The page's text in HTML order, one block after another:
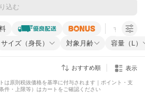
すべての条
サイズ（身長） 対象月齢 容量（L）
おすすめ順 表示
は原則税抜価格を基準に付与されます｜ポイント・支
件・上限等）はカートをご確認ください